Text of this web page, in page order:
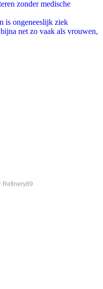
zonder medische
is ongeneeslijk ziek
net zo vaak als vrouwen,
Refinery89